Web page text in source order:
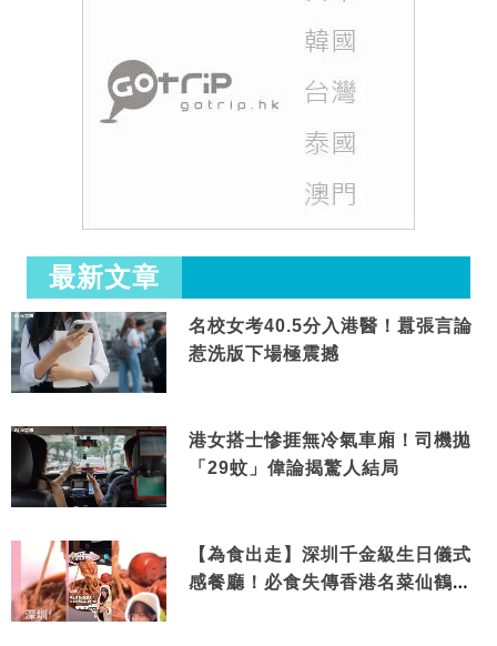
最新文章
名校女考40.5分入港醫！囂張言論
惹洗版下場極震撼
港女搭士慘捱無冷氣車廂！司機拋
「29蚊」偉論揭驚人結局
【為食出走】深圳千金級生日儀式
感餐廳！必食失傳香港名菜仙鶴神